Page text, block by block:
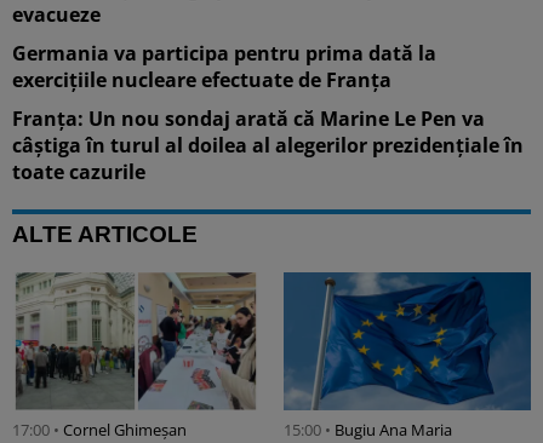
evacueze
Germania va participa pentru prima dată la
exercițiile nucleare efectuate de Franța
Franța: Un nou sondaj arată că Marine Le Pen va
câștiga în turul al doilea al alegerilor prezidențiale în
toate cazurile
ALTE ARTICOLE
17:00 • Cornel Ghimeșan 15:00 • Bugiu ⁠Ana Maria